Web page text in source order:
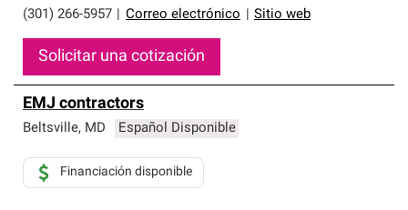
(301) 266-5957 Correo electrónico Sitio web
Solicitar una cotización
EMJ contractors
Beltsville, MD Español Disponible
Financiación disponible